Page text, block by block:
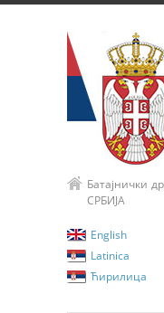
Батајнички
СРБИЈА
English
Latinica
Ћирилица